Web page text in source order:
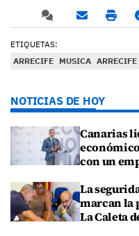
ETIQUETAS:
ARRECIFE MUSICA
NOTICIAS DE HOY
Canarias
con un
La
marcan la
La Caleta